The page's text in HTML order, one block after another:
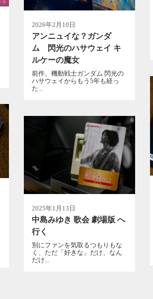
2026年2月10日
アンニュイな？ガンダ
ム 閃光のハサウェイ キ
ルケーの魔女
前作、機動戦士ガンダム 閃光の
ハサウェイからもう5年も経っ
た...
2025年1月13日
中島みゆき 歌会 劇場版 へ
行く
別にファンを気取るつもりもな
く、ただ「好きな」だけ、なん
だけ...